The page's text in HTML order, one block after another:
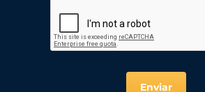
Enviar